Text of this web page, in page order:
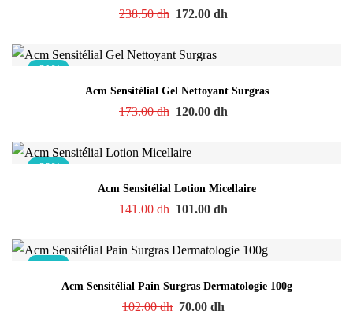
238.50dh 172.00 dh
-31%
Acm Sensitélial Gel Nettoyant Surgras
173.00dh 120.00 dh
-28%
Acm Sensitélial Lotion Micellaire
141.00dh 101.00 dh
-31%
Acm Sensitélial Pain Surgras Dermatologie 100g
102.00dh 70.00 dh